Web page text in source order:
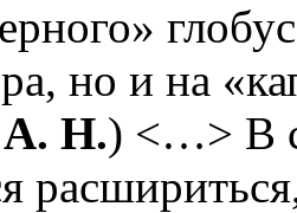
но и на
А. Н.) <…> В